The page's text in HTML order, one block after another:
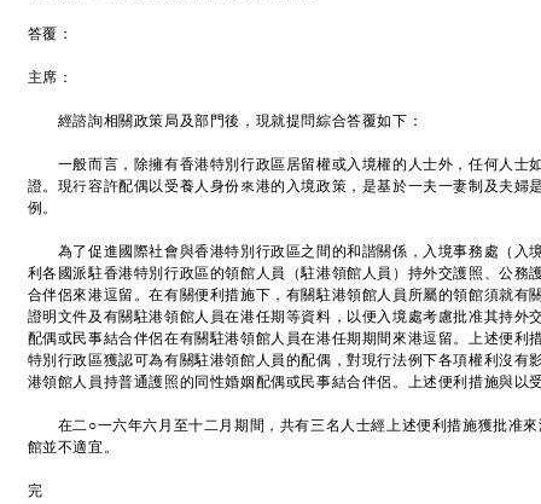
答覆：
主席：
經諮詢相關政策局及部門後，現就提問綜合答覆如下：
一般而言，除擁有香港特別行政區居留權或入境權的人士外，任何人士
證。現行容許配偶以受養人身份來港的入境政策，是基於一夫一妻制及夫婦
例。
為了促進國際社會與香港特別行政區之間的和諧關係，入境事務處（入
利各國派駐香港特別行政區的領館人員（駐港領館人員）持外交護照、公務
合伴侶來港逗留。在有關便利措施下，有關駐港領館人員所屬的領館須就有
證明文件及有關駐港領館人員在港任期等資料，以便入境處考慮批准其持外
配偶或民事結合伴侶在有關駐港領館人員在港任期期間來港逗留。上述便利
特別行政區獲認可為有關駐港領館人員的配偶，對現行法例下各項權利沒有
港領館人員持普通護照的同性婚姻配偶或民事結合伴侶。上述便利措施與以
在二○一六年六月至十二月期間，共有三名人士經上述便利措施獲批准來
館並不適宜。
完